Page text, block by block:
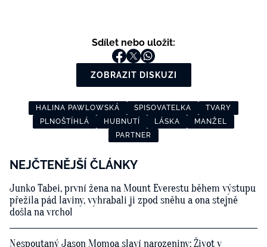
Sdílet nebo uložit:
ZOBRAZIT DISKUZI
HALINA PAWLOWSKÁ SPISOVATELKA
TVARY
PLNOŠTÍHLÁ
HUBNUTÍ LÁSKA
MANŽEL
PARTNER
NEJČTENĚJŠÍ ČLÁNKY
Junko Tabei, první žena na Mount Everestu během výstupu
přežila pád laviny, vyhrabali ji zpod sněhu a ona stejně
došla na vrchol
Nespoutaný Jason Momoa slaví narozeniny: Život v